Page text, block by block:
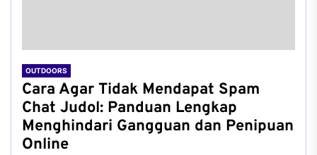
OUTDOORS
Cara Agar Tidak Mendapat Spam
Chat Judol: Panduan Lengkap
Menghindari Gangguan dan Penipuan
Online